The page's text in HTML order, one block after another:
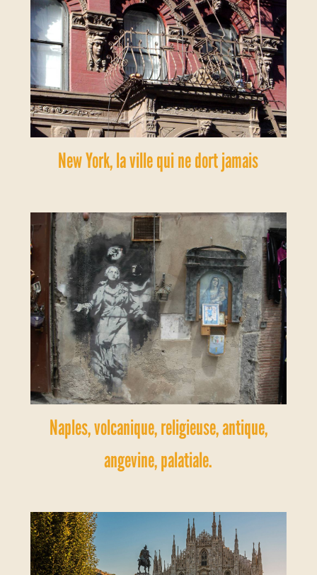
New York, la ville qui ne dort jamais
Naples, volcanique, religieuse, antique,
angevine, palatiale.